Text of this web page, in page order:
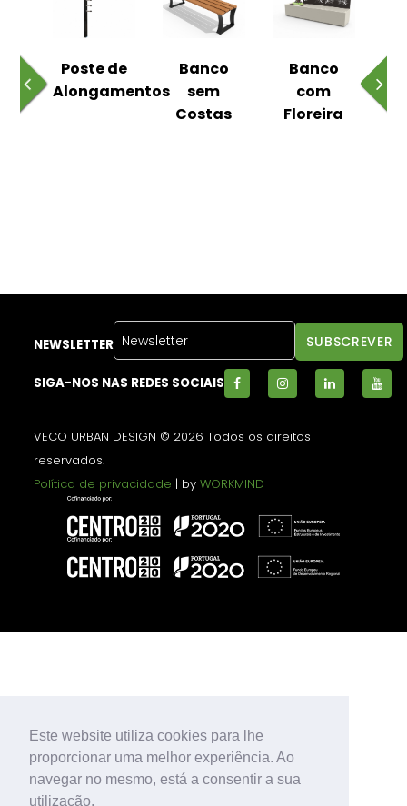
Este website utiliza cookies para lhe
proporcionar uma melhor experiência. Ao
navegar no mesmo, está a consentir a sua
utilização.
Poste de
Alongamentos
Banco
sem
Costas
Banco
com
Floreira
NEWSLETTER
SIGA-NOS NAS REDES SOCIAIS
VECO URBAN DESIGN © 2026 Todos os direitos
reservados.
Política de privacidade | byWORKMIND